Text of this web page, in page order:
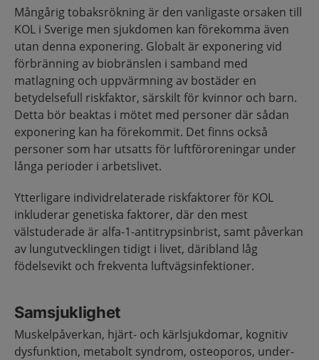
Mångårig tobaksrökning är den vanligaste orsaken till
KOL i Sverige men sjukdomen kan förekomma även
utan denna exponering. Globalt är exponering vid
förbränning av biobränslen i samband med
matlagning och uppvärmning av bostäder en
betydelsefull riskfaktor, särskilt för kvinnor och barn.
Detta bör beaktas i mötet med personer där sådan
exponering kan ha förekommit. Det finns också
personer som har utsatts för luftföroreningar under
långa perioder i arbetslivet.
Ytterligare individrelaterade riskfaktorer för KOL
inkluderar genetiska faktorer, där den mest
välstuderade är alfa-1-antitrypsinbrist, samt påverkan
av lungutvecklingen tidigt i livet, däribland låg
födelsevikt och frekventa luftvägsinfektioner.
Samsjuklighet
Muskelpåverkan, hjärt- och kärlsjukdomar, kognitiv
dysfunktion, metabolt syndrom, osteoporos, under-